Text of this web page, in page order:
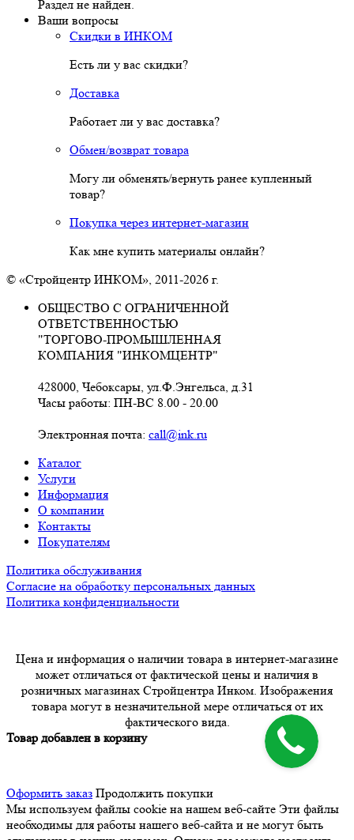
Раздел не найден.
Ваши вопросы
Скидки в ИНКОМ
Есть ли у вас скидки?
Доставка
Работает ли у вас доставка?
Обмен/возврат товара
Могу ли обменять/вернуть ранее купленный
товар?
Покупка через интернет-магазин
Как мне купить материалы онлайн?
© «Стройцентр ИНКОМ», 2011-2026 г.
ОБЩЕСТВО С ОГРАНИЧЕННОЙ
ОТВЕТСТВЕННОСТЬЮ
"ТОРГОВО-ПРОМЫШЛЕННАЯ
КОМПАНИЯ "ИНКОМЦЕНТР"
428000, Чебоксары, ул.Ф.Энгельса, д.31
Часы работы: ПН-ВС 8.00 - 20.00
Электронная почта: call@ink.ru
Каталог
Услуги
Информация
О компании
Контакты
Покупателям
Политика обслуживания
Согласие на обработку персональных данных
Политика конфиденциальности
Цена и информация о наличии товара в интернет-магазине
может отличаться от фактической цены и наличия в
розничных магазинах Стройцентра Инком. Изображения
товара могут в незначительной мере отличаться от их
фактического вида.
Товар добавлен в корзину
Оформить заказ Продолжить покупки
Мы используем файлы cookie на нашем веб-сайте Эти файлы
необходимы для работы нашего веб-сайта и не могут быть